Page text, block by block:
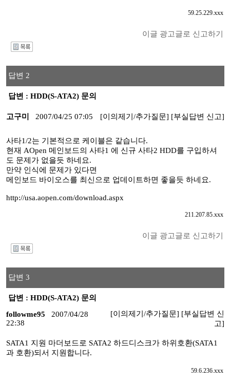
59.25.229.xxx
이글 광고글로 신고하기
답변 2
답변 : HDD(S-ATA2) 문의
고구미 2007/04/25 07:05 [이의제기/추가질문] [부실답변 신고]
사타1/2는 기본적으로 케이블은 같습니다.
현재 AOpen 메인보드의 사타1 에 신규 사타2 HDD를 구입하셔
도 문제가 없을듯 하네요.
만약 인식에 문제가 있다면
메인보드 바이오스를 최신으로 업데이트하면 좋을듯 하네요.
http://usa.aopen.com/download.aspx
211.207.85.xxx
이글 광고글로 신고하기
답변 3
답변 : HDD(S-ATA2) 문의
followme95
2007/04/28
22:38
[이의제기/추가질문] [부실답변 신
고]
SATA1 지원 마더보드로 SATA2 하드디스크가 하위호환(SATA1
과 호환)되서 지원합니다.
59.6.236.xxx